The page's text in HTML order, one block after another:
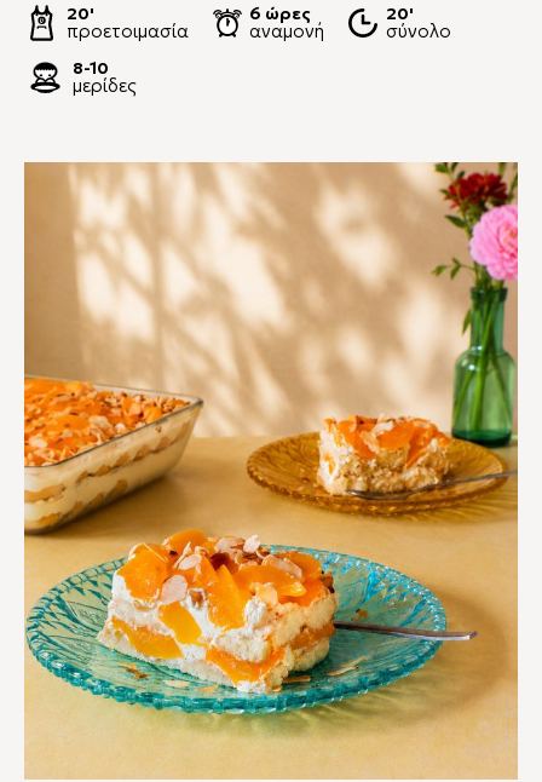
20'
προετοιμασία
6 ώρες
αναμονή
20'
σύνολο
8-10
μερίδες